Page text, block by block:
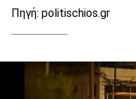
Πηγή: politischios.gr